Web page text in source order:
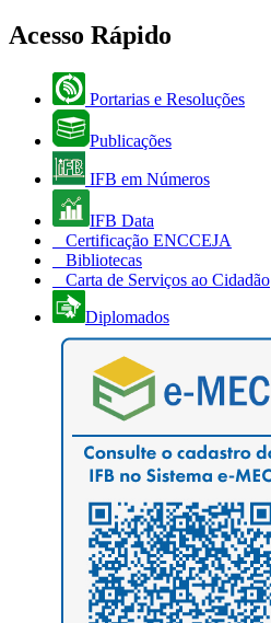
Acesso Rápido
Portarias e Resoluções
Publicações
IFB em Números
IFB Data
Certificação ENCCEJA
Bibliotecas
Carta de Serviços ao Cidadão
Diplomados